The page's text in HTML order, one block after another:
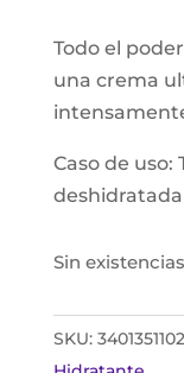
Todo el
una crema
Caso de uso:
Sin existencias
SKU: